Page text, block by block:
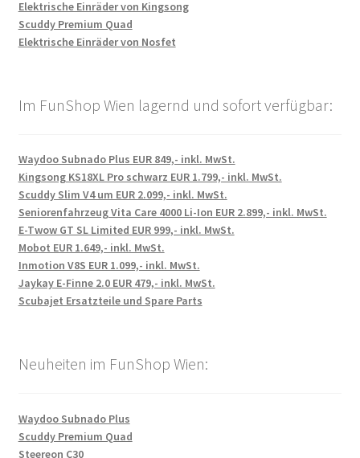
Elektrische Einräder von Kingsong
Scuddy Premium Quad
Elektrische Einräder von Nosfet
Im FunShop Wien lagernd und sofort verfügbar:
Waydoo Subnado Plus EUR 849,- inkl. MwSt.
Kingsong KS18XL Pro schwarz EUR 1.799,- inkl. MwSt.
Scuddy Slim V4 um EUR 2.099,- inkl. MwSt.
Seniorenfahrzeug Vita Care 4000 Li-Ion EUR 2.899,- inkl. MwSt.
E-Twow GT SL Limited EUR 999,- inkl. MwSt.
Mobot EUR 1.649,- inkl. MwSt.
Inmotion V8S EUR 1.099,- inkl. MwSt.
Jaykay E-Finne 2.0 EUR 479,- inkl. MwSt.
Scubajet Ersatzteile und Spare Parts
Neuheiten im FunShop Wien:
Waydoo Subnado Plus
Scuddy Premium Quad
Steereon C30